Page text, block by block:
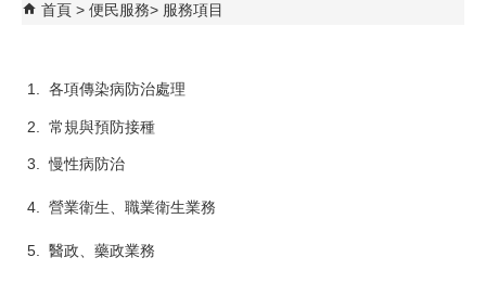
首頁 便民服務 服務項目
1. 各項傳染病防治處理
2. 常規與預防接種
3. 慢性病防治
4. 營業衛生、職業衛生業務
5. 醫政、藥政業務